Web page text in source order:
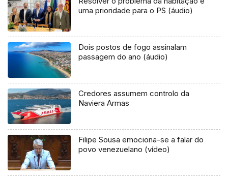
uma prioridade para o PS (áudio)
Dois postos de fogo assinalam
passagem do ano (áudio)
Credores assumem controlo da
Naviera Armas
Filipe Sousa emociona-se a falar do
povo venezuelano (vídeo)